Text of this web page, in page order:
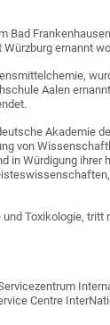
Bad
ernannt
Aalen
Akademie
von
in Würdigung ihrer
Toxikologie,
Centre